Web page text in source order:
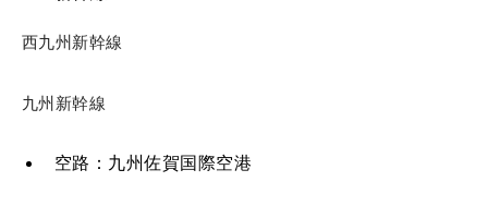
西九州新幹線
九州新幹線
空路：九州佐賀国際空港